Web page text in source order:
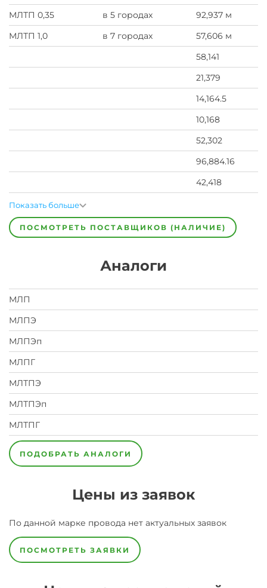
МЛТП 0,35
в 5 городах
92,937 м
МЛТП 1,0
в 7 городах
57,606 м
58,141
21,379
14,164.5
10,168
52,302
96,884.16
42,418
Показать больше
ПОСМОТРЕТЬ ПОСТАВЩИКОВ (НАЛИЧИЕ)
Аналоги
МЛП
МЛПЭ
МЛПЭп
МЛПГ
МЛТПЭ
МЛТПЭп
МЛТПГ
ПОДОБРАТЬ АНАЛОГИ
Цены из заявок
По данной марке провода нет актуальных заявок
ПОСМОТРЕТЬ ЗАЯВКИ